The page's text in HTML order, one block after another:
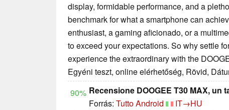
display, formidable performance, and a
benchmark for what a smartphone can
enthusiast, a gaming aficionado, or a
to exceed your expectations. So why settle
experience the extraordinary with the
Egyéni teszt, online elérhetőség, Rövid,
90% Recensione DOOGEE T30 MAX, un
Forrás: Tutto Android
IT→HU